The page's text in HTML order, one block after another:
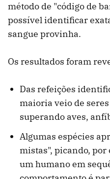
método de "código de
possível identificar
sangue provinha.
Os resultados foram
Das refeições
maioria veio de
superando aves,
Algumas espécies
mistas", picando,
um humano em